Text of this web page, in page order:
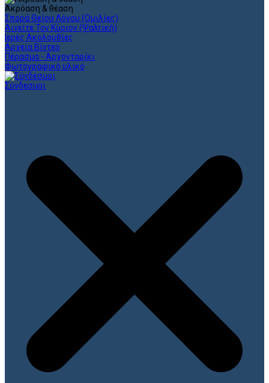
Ακρόαση & θέαση
Σπορά Θείου Λόγου (Ομιλίες)
Αινείτε Τον Κύριον (Ψαλτική)
Ιερές Ακολουθίες
Αρχεία Βίντεο
Πέρασμα - Αρχονταρίκι
Φωτογραφικό υλικό
Σύνδεσμοι